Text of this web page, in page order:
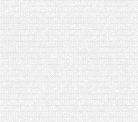
RECETTES RISOTTO